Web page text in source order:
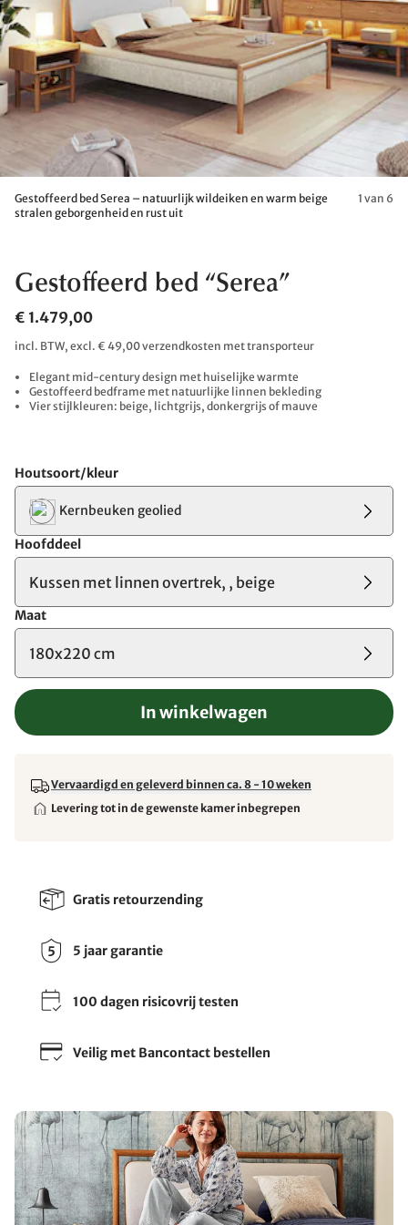
Gestoffeerd bed Serea – natuurlijk wildeiken en warm beige
stralen geborgenheid en rust uit
1 van 6
Gestoffeerd bed “Serea”
€ 1.479,00
incl. BTW, excl. € 49,00 verzendkosten met transporteur
Elegant mid-century design met huiselijke warmte
Gestoffeerd bedframe met natuurlijke linnen bekleding
Vier stijlkleuren: beige, lichtgrijs, donkergrijs of mauve
Houtsoort/kleur
Kernbeuken geolied
Hoofddeel
Kussen met linnen overtrek, , beige
Maat
180x220 cm
In winkelwagen
Vervaardigd en geleverd binnen ca. 8 - 10 weken
Levering tot in de gewenste kamer inbegrepen
Gratis retourzending
5 jaar garantie
100 dagen risicovrij testen
Veilig met Bancontact bestellen